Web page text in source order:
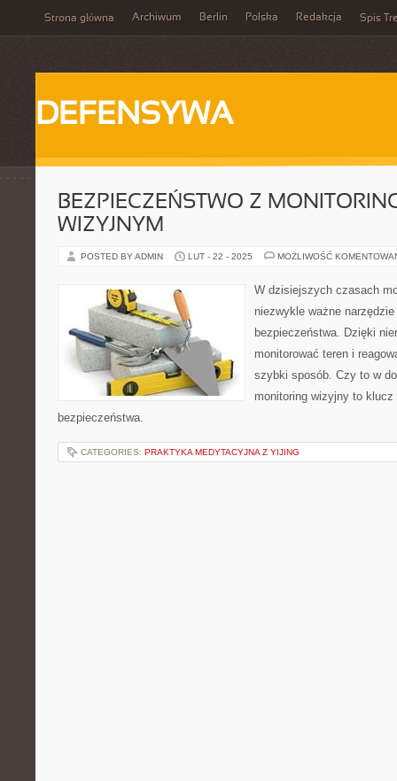
Strona główna Archiwum Berlin Polska Redakcja Spis
DEFENSYWA
BEZPIECZEŃSTWO Z
WIZYJNYM
POSTED BY ADMIN LUT - 22 - 2025 MOŻLIWOŚĆ
W dzisiejszych czasach
niezwykle ważne
bezpieczeństwa. Dzięki
monitorować teren i
szybki sposób. Czy to w
monitoring wizyjny to klucz
bezpieczeństwa.
CATEGORIES: PRAKTYKA MEDYTACYJNA Z YIJING